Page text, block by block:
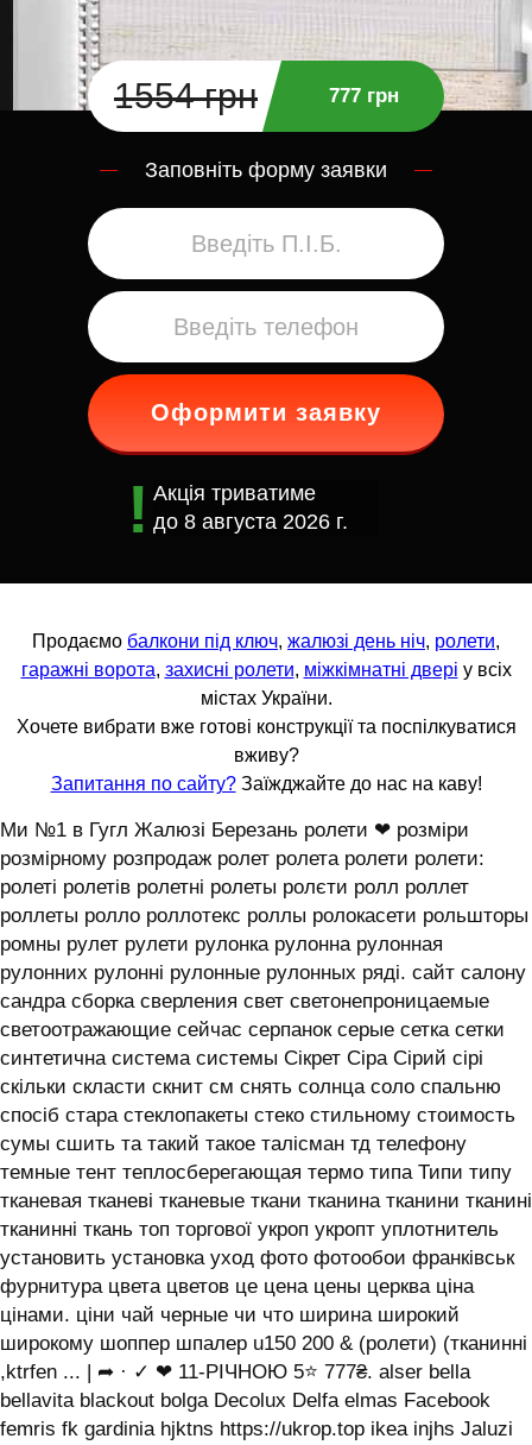
1554 грн 777 грн
Заповніть форму заявки
Оформити заявку
Акція триватиме
до 8 августа 2026 г.
Продаємо балкони під ключ, жалюзі день ніч, ролети,
гаражні ворота, захисні ролети, міжкімнатні двері у всіх
містах України.
Хочете вибрати вже готові конструкції та поспілкуватися
вживу?
Запитання по сайту?Заїжджайте до нас на каву!
Ми №1 в Гугл Жалюзі Березань ролети ❤ розміри
розмірному розпродаж ролет ролета ролети ролети:
ролеті ролетів ролетні ролеты ролєти ролл роллет
роллеты ролло роллотекс роллы ролокасети рольшторы
ромны рулет рулети рулонка рулонна рулонная
рулонних рулонні рулонные рулонных ряді. сайт салону
сандра сборка сверления свет светонепроницаемые
светоотражающие сейчас серпанок серые сетка сетки
синтетична система системы ‎Сікрет Сіра Сірий сірі
скільки скласти скнит см снять солнца соло спальню
спосіб стара стеклопакеты стеко стильному стоимость
сумы сшить та такий такое талісман тд телефону
темные тент теплосберегающая термо типа Типи типу
тканевая тканеві тканевые ткани тканина тканини тканині
тканинні ткань топ торгової укроп укропт уплотнитель
установить установка уход фото фотообои франківськ
фурнитура цвета цветов це цена цены церква ціна
цінами. ціни чай черные чи что ширина широкий
широкому шоппер шпалер u150 200 & (ролети) (тканинні
,ktrfen ... | ➦ · ✓ ❤ 11-РІЧНОЮ 5⭐ 777₴. alser bella
bellavita blackout bolga Decolux Delfa elmas Facebook
femris fk gardinia hjktns https://ukrop.top ikea injhs Jaluzi